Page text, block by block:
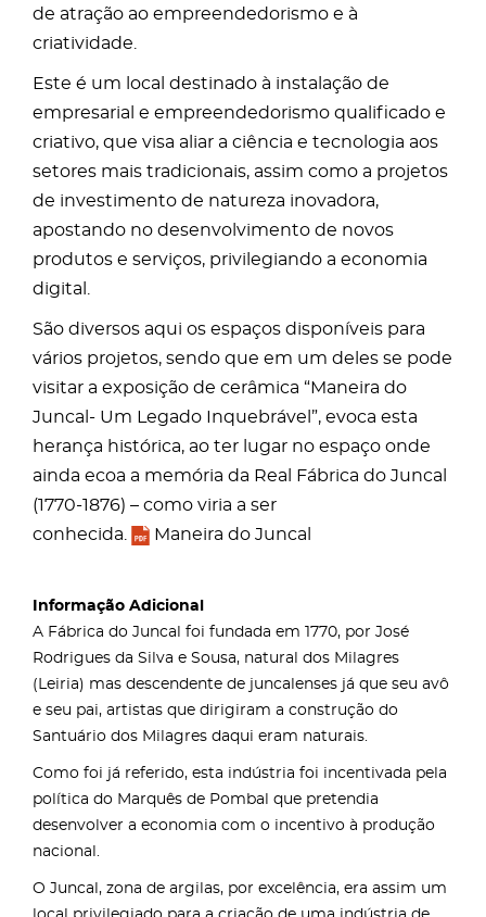
de atração ao empreendedorismo e à
criatividade.
Este é um local destinado à instalação de
empresarial e empreendedorismo qualificado e
criativo, que visa aliar a ciência e tecnologia aos
setores mais tradicionais, assim como a projetos
de investimento de natureza inovadora,
apostando no desenvolvimento de novos
produtos e serviços, privilegiando a economia
digital.
São diversos aqui os espaços disponíveis para
vários projetos, sendo que em um deles se pode
visitar a exposição de cerâmica “Maneira do
Juncal- Um Legado Inquebrável”, evoca esta
herança histórica, ao ter lugar no espaço onde
ainda ecoa a memória da Real Fábrica do Juncal
(1770-1876) – como viria a ser
conhecida.
Maneira do Juncal
Informação Adicional
A Fábrica do Juncal foi fundada em 1770, por José
Rodrigues da Silva e Sousa, natural dos Milagres
(Leiria) mas descendente de juncalenses já que seu avô
e seu pai, artistas que dirigiram a construção do
Santuário dos Milagres daqui eram naturais.
Como foi já referido, esta indústria foi incentivada pela
política do Marquês de Pombal que pretendia
desenvolver a economia com o incentivo à produção
nacional.
O Juncal, zona de argilas, por excelência, era assim um